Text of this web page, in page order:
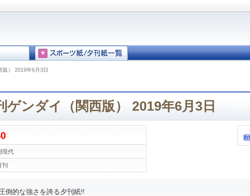
版） 2019年6月3日
ゲンダイ（関西版） 2019年6月3日
現代
刊
倒的な強さを誇る夕刊紙!!